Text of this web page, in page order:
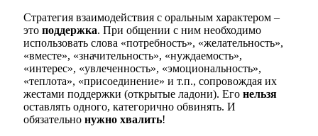
Стратегия взаимодействия с оральным характером –
это поддержка. При общении с ним необходимо
использовать слова «потребность», «желательность»,
«вместе», «значительность», «нуждаемость»,
«интерес», «увлеченность», «эмоциональность»,
«теплота», «присоединение» и т.п., сопровождая их
жестами поддержки (открытые ладони). Его нельзя
оставлять одного, категорично обвинять. И
обязательно нужно хвалить!